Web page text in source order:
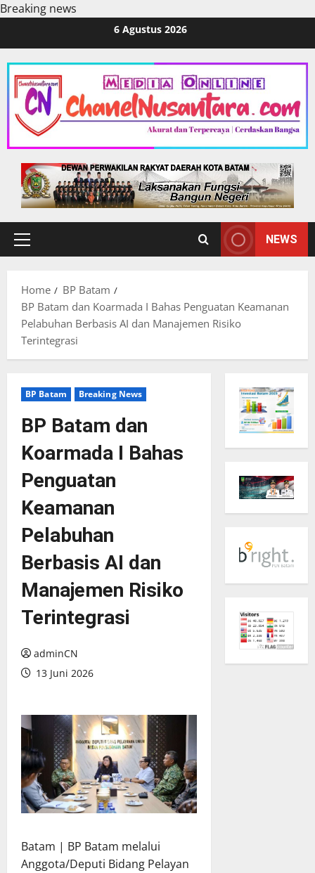
Breaking news
content
6 Agustus 2026
Primary
NEWS
Home
BP Batam
BP Batam dan Koarmada I Bahas Penguatan Keamanan
Pelabuhan Berbasis AI dan Manajemen Risiko
Terintegrasi
BP Batam Breaking News
BP Batam dan
Koarmada I Bahas
Penguatan
Keamanan
Pelabuhan
Berbasis AI dan
Manajemen Risiko
Terintegrasi
adminCN
13 Juni 2026
Batam | BP Batam melalui
Anggota/Deputi Bidang Pelayan